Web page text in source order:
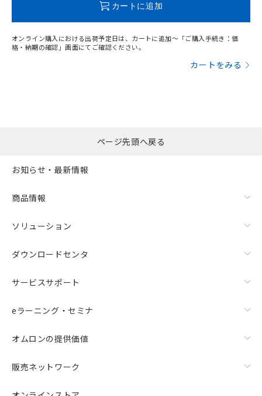
カートに追加
オンライン購入における出荷予定日は、カートに追加～「ご購入手続き：価
格・納期の確認」画面にてご確認ください。
カートをみる
ページ先頭へ戻る
お知らせ・最新情報
商品情報
ソリューション
ダウンロードセンタ
サービスサポート
eラーニング・セミナ
オムロンの提供価値
販売ネットワーク